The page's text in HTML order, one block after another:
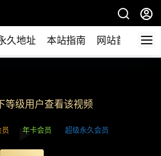
久地址 本站指南 网站首页
等级用户查看该视频
员 年卡会员 超级永久会员